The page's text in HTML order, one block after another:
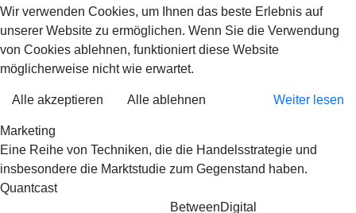
Wir verwenden Cookies, um Ihnen das beste Erlebnis auf
unserer Website zu ermöglichen. Wenn Sie die Verwendung
von Cookies ablehnen, funktioniert diese Website
möglicherweise nicht wie erwartet.
Alle akzeptieren Alle ablehnen Weiter lesen
Marketing
Eine Reihe von Techniken, die die Handelsstrategie und
insbesondere die Marktstudie zum Gegenstand haben.
Quantcast
BetweenDigital